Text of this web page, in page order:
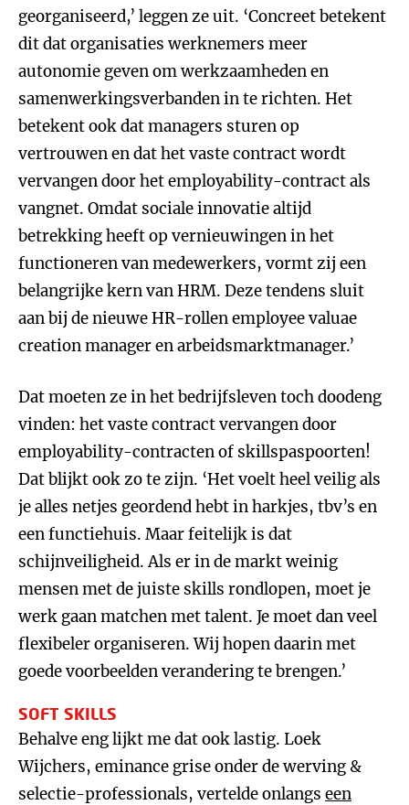
georganiseerd,’ leggen ze uit. ‘Concreet betekent
dit dat organisaties werknemers meer
autonomie geven om werkzaamheden en
samenwerkingsverbanden in te richten. Het
betekent ook dat managers sturen op
vertrouwen en dat het vaste contract wordt
vervangen door het employability-contract als
vangnet. Omdat sociale innovatie altijd
betrekking heeft op vernieuwingen in het
functioneren van medewerkers, vormt zij een
belangrijke kern van HRM. Deze tendens sluit
aan bij de nieuwe HR-rollen employee valuae
creation manager en arbeidsmarktmanager.’
Dat moeten ze in het bedrijfsleven toch doodeng
vinden: het vaste contract vervangen door
employability-contracten of skillspaspoorten!
Dat blijkt ook zo te zijn. ‘Het voelt heel veilig als
je alles netjes geordend hebt in harkjes, tbv’s en
een functiehuis. Maar feitelijk is dat
schijnveiligheid. Als er in de markt weinig
mensen met de juiste skills rondlopen, moet je
werk gaan matchen met talent. Je moet dan veel
flexibeler organiseren. Wij hopen daarin met
goede voorbeelden verandering te brengen.’
SOFT SKILLS
Behalve eng lijkt me dat ook lastig. Loek
Wijchers, eminance grise onder de werving &
selectie-professionals, vertelde onlangs een